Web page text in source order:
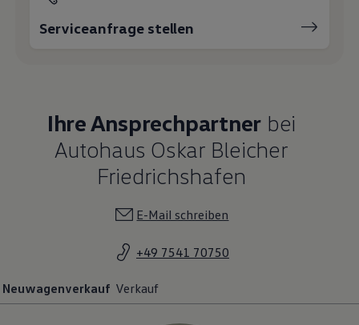
Serviceanfrage stellen
Ihre Ansprechpartner bei
Autohaus Oskar Bleicher
Friedrichshafen
E-Mail schreiben
+49 7541 70750
Neuwagenverkauf Verkauf